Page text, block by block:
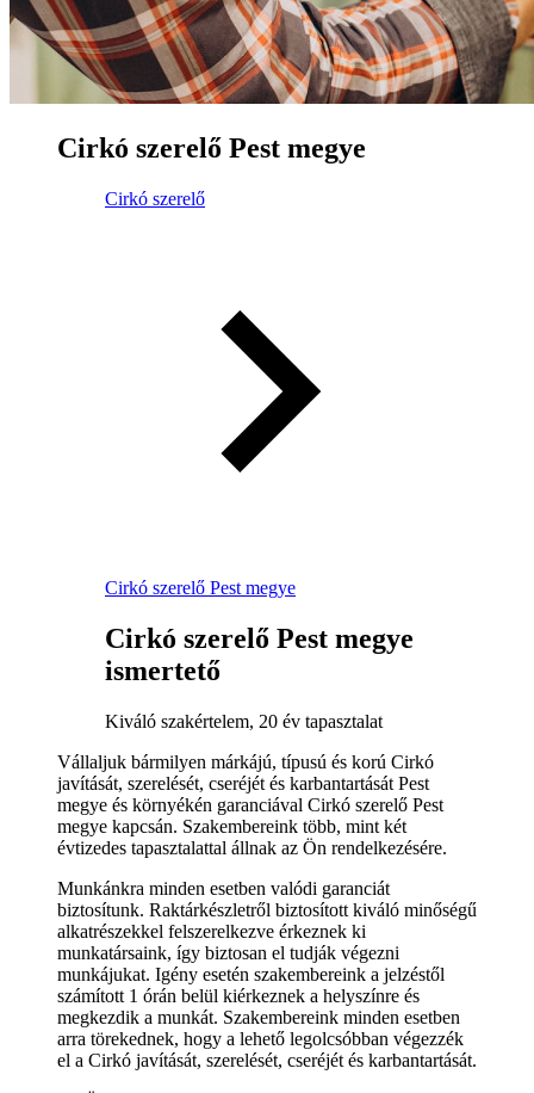
Cirkó szerelő Pest megye
Cirkó szerelő
Cirkó szerelő Pest megye
Cirkó szerelő Pest megye
ismertető
Kiváló szakértelem, 20 év tapasztalat
Vállaljuk bármilyen márkájú, típusú és korú Cirkó
javítását, szerelését, cseréjét és karbantartását Pest
megye és környékén garanciával Cirkó szerelő Pest
megye kapcsán. Szakembereink több, mint két
évtizedes tapasztalattal állnak az Ön rendelkezésére.
Munkánkra minden esetben valódi garanciát
biztosítunk. Raktárkészletről biztosított kiváló minőségű
alkatrészekkel felszerelkezve érkeznek ki
munkatársaink, így biztosan el tudják végezni
munkájukat. Igény esetén szakembereink a jelzéstől
számított 1 órán belül kiérkeznek a helyszínre és
megkezdik a munkát. Szakembereink minden esetben
arra törekednek, hogy a lehető legolcsóbban végezzék
el a Cirkó javítását, szerelését, cseréjét és karbantartását.